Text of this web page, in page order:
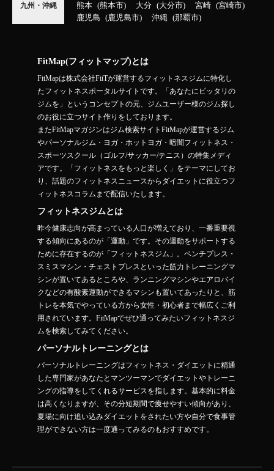
九州・沖縄
熊本
熊本市 大分 大分市 宮崎
宮崎市
鹿児島
鹿児島市 沖縄 那覇市
FitMap(フィットマップ)とは
FitMapは株式会社FiiTが運営するフィットネスジムに特化し
たフィットネスポータルサイトです。「あなたにピッタリの
ジムを」というコンセプトの元、ジムユーザー様のジム探し
のお役に立つサイト作りをしております。
またFitMapマガジンはジム検索サイトFitMapが運営するジム
やパーソナルジム・ヨガ・ホットヨガ・暗闇フィットネス・
スポーツスクール（ゴルフ/サッカー/テニス）の特集メディ
アです。「フィットネスをもっと楽しく」をテーマにしてお
り、話題のフィットネスニュースからダイエットに役立つフ
ィットネスコラムまで配信いたします。
フィットネスジムとは
昨今健康志向が高まっている人口が増えており、一番重要視
する傾向にあるのが「運動」です。その運動をサポートする
ために存在するのが「フィットネスジム」。ベンチプレス・
スミスマシン・チェストプレスといった筋力トレーニングマ
シンが置いてあるところや、ランニングマシンやエアロバイ
クなどの有酸素運動ができるマシンも置いてあったりと、筋
トレを本気でやっている方から女性・初心者まで幅広くご利
用されています。FitMapでぜひ通ってみたいフィットネスジ
ムを検索してみてください。
パーソナルトレーニングとは
パーソナルトレーニングはフィットネス・ダイエットに精通
した専門家があなたとマンツーマンでダイエットやトレーニ
ングの指導をしてくれるサービスを指します。基本的に料金
は高くなりますが、その分短期間で痩せやすい傾向があり、
夏場に向け追い込みダイエットをされたい方や自分で食事管
理ができない方は一度通ってみるのもおすすめです。